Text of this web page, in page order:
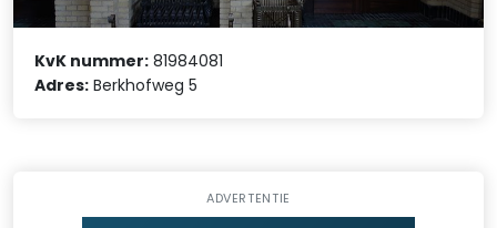
KvK nummer: 81984081
Adres: Berkhofweg 5
ADVERTENTIE